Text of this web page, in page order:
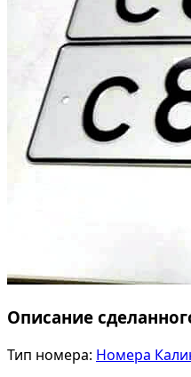
Описание
Тип номера: Номера